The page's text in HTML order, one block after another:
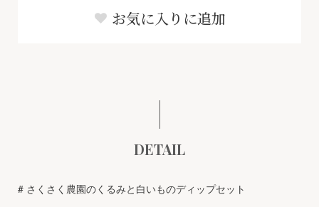
お気に入りに追加
DETAIL
# さくさく農園のくるみと白いものディップセット